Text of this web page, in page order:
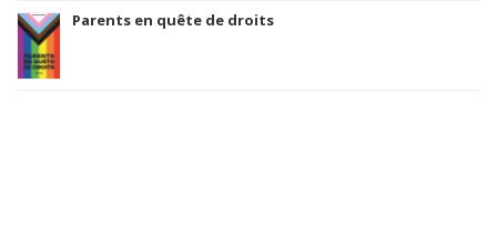
Parents en quête de droits